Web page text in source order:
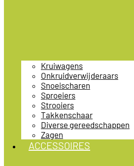
Kruiwagens
Onkruidverwijderaars
Snoeischaren
Sproeiers
Strooiers
Takkenschaar
Diverse gereedschappen
Zagen
ACCESSOIRES